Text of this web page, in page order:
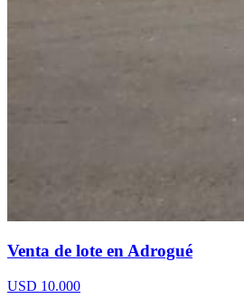
Venta de lote en Adrogué
USD 10.000